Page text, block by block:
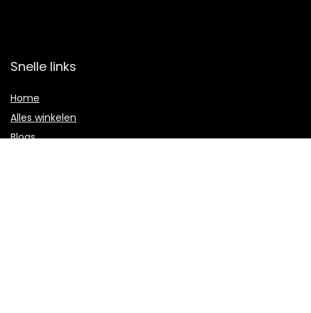
Snelle links
Home
Alles winkelen
Blogs